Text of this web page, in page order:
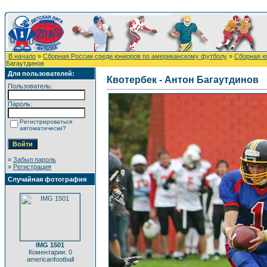
В начало » Сборная России среди юниоров по американскому футболу » Сборная
Багаутдинов
Для пользователей:
Пользователь:
Пароль:
Регистрироваться
автоматически?
» Забыл пароль
» Регистрация
Случайная фотография
IMG 1501
Коментарии: 0
americanfootball
Квотербек - Антон Багаутдинов